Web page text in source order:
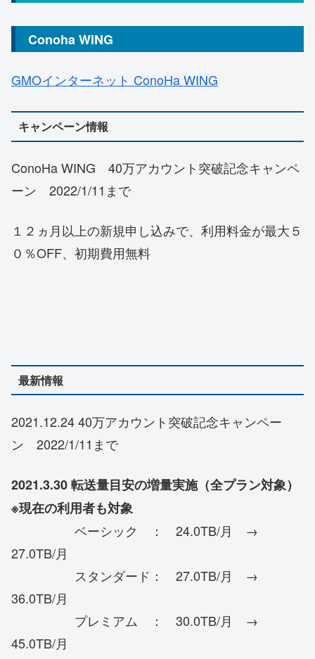
Conoha WING
GMOインターネット ConoHa WING
キャンペーン情報
ConoHa WING 40万アカウント突破記念キャンペ
ーン 2022/1/11まで
１２ヵ月以上の新規申し込みで、利用料金が最大５
０％OFF、初期費用無料
最新情報
2021.12.24 40万アカウント突破記念キャンペー
ン 2022/1/11まで
2021.3.30 転送量目安の増量実施（全プラン対象）
※現在の利用者も対象
ベーシック ： 24.0TB/月 →
27.0TB/月
スタンダード： 27.0TB/月 →
36.0TB/月
プレミアム ： 30.0TB/月 →
45.0TB/月